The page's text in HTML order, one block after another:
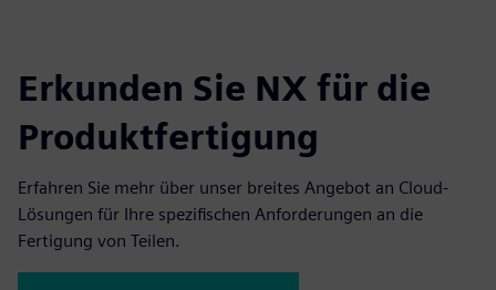
Erkunden Sie NX für die
Produktfertigung
Erfahren Sie mehr über unser breites Angebot an Cloud-
Lösungen für Ihre spezifischen Anforderungen an die
Fertigung von Teilen.